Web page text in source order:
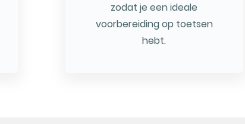
zodat je een ideale
voorbereiding op toetsen
hebt.